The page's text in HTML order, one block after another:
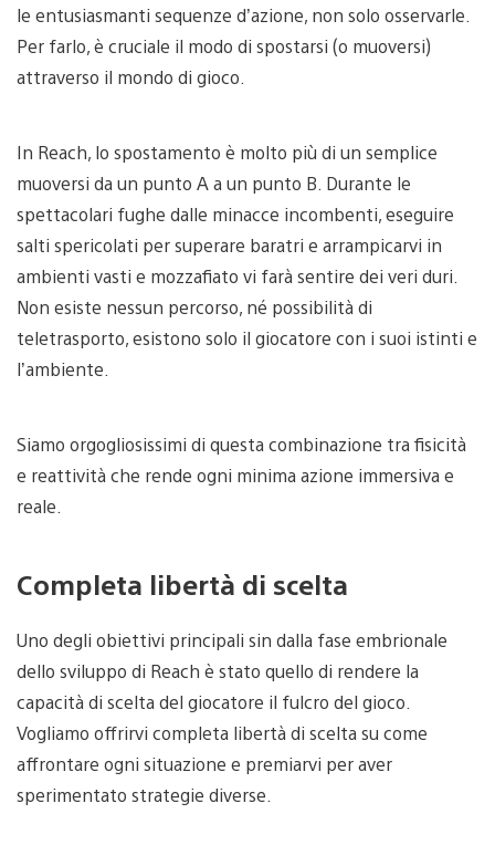
le entusiasmanti sequenze d’azione, non solo osservarle.
Per farlo, è cruciale il modo di spostarsi (o muoversi)
attraverso il mondo di gioco.
In Reach, lo spostamento è molto più di un semplice
muoversi da un punto A a un punto B. Durante le
spettacolari fughe dalle minacce incombenti, eseguire
salti spericolati per superare baratri e arrampicarvi in
ambienti vasti e mozzafiato vi farà sentire dei veri duri.
Non esiste nessun percorso, né possibilità di
teletrasporto, esistono solo il giocatore con i suoi istinti e
l’ambiente.
Siamo orgogliosissimi di questa combinazione tra fisicità
e reattività che rende ogni minima azione immersiva e
reale.
Completa libertà di scelta
Uno degli obiettivi principali sin dalla fase embrionale
dello sviluppo di Reach è stato quello di rendere la
capacità di scelta del giocatore il fulcro del gioco.
Vogliamo offrirvi completa libertà di scelta su come
affrontare ogni situazione e premiarvi per aver
sperimentato strategie diverse.